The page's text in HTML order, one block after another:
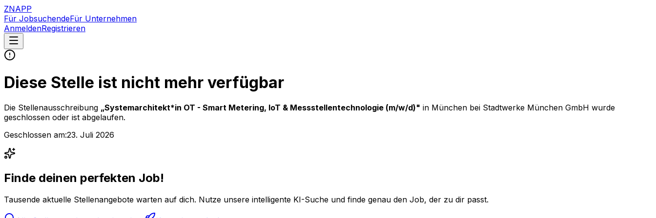
ZNAPP
Für JobsuchendeFür Unternehmen
AnmeldenRegistrieren
Diese Stelle ist nicht mehr verfügbar
Die Stellenausschreibung „Systemarchitekt*in OT - Smart Metering, IoT & Messstellentechnologie (m/w/d)" in München bei Stadtwerke München GmbH wurde
geschlossen oder ist abgelaufen.
Geschlossen am:23. Juli 2026
Finde deinen perfekten Job!
Tausende aktuelle Stellenangebote warten auf dich. Nutze unsere intelligente KI-Suche und finde genau den Job, der zu dir passt.